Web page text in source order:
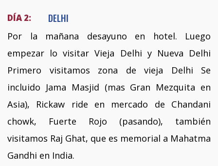
DÍA 2: DELHI
Por la mañana desayuno en hotel. Luego
empezar lo visitar Vieja Delhi y Nueva Delhi
Primero visitamos zona de vieja Delhi Se
incluido Jama Masjid (mas Gran Mezquita en
Asia), Rickaw ride en mercado de Chandani
chowk, Fuerte Rojo (pasando), también
visitamos Raj Ghat, que es memorial a Mahatma
Gandhi en India.